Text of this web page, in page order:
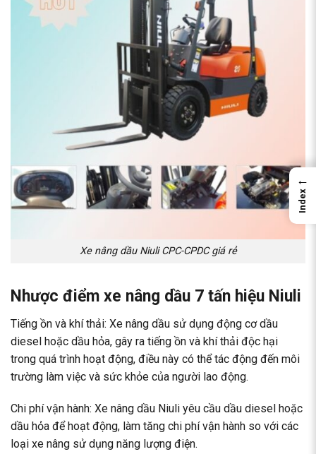
Xe nâng dầu Niuli CPC-CPDC giá rẻ
Nhược điểm xe nâng dầu 7 tấn hiệu Niuli
Tiếng ồn và khí thải: Xe nâng dầu sử dụng động cơ dầu
diesel hoặc dầu hỏa, gây ra tiếng ồn và khí thải độc hại
trong quá trình hoạt động, điều này có thể tác động đến môi
trường làm việc và sức khỏe của người lao động.
Chi phí vận hành: Xe nâng dầu Niuli yêu cầu dầu diesel hoặc
dầu hỏa để hoạt động, làm tăng chi phí vận hành so với các
loại xe nâng sử dụng năng lượng điện.
←
Index